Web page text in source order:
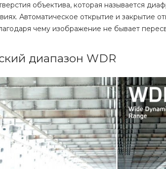
объектива, которая называется
Автоматическое открытие и закрытие
чему изображение не бывает
диапазон WDR